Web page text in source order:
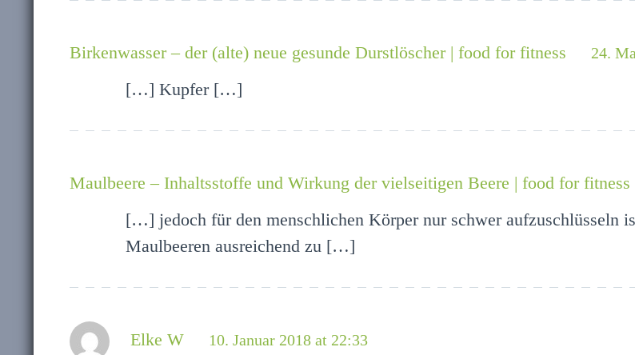
Birkenwasser – der (alte) neue gesunde Durstlöscher | food for fitness 24.
[…] Kupfer […]
Maulbeere – Inhaltsstoffe und Wirkung der vielseitigen Beere | food for fitness
[…] jedoch für den menschlichen Körper nur schwer aufzuschlüsseln
Maulbeeren ausreichend zu […]
Elke W 10. Januar 2018 at 22:33